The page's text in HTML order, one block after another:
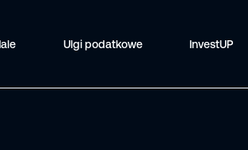
Ulgi podatkowe InvestUP